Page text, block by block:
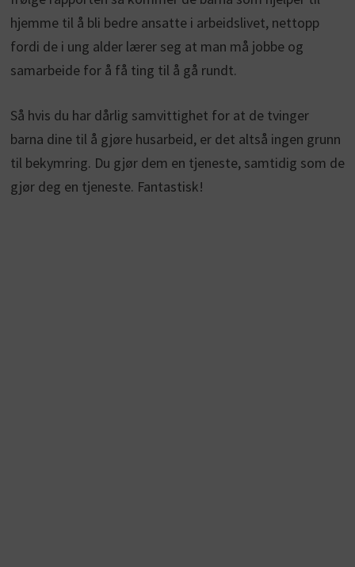
hjemme til å bli bedre ansatte i arbeidslivet, nettopp
fordi de i ung alder lærer seg at man må jobbe og
samarbeide for å få ting til å gå rundt.
Så hvis du har dårlig samvittighet for at de tvinger
barna dine til å gjøre husarbeid, er det altså ingen grunn
til bekymring. Du gjør dem en tjeneste, samtidig som de
gjør deg en tjeneste. Fantastisk!